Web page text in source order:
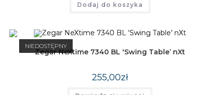
Dodaj do koszyka
NIEDOSTĘPNY
Zegar NeXtime 7340 BL 'Swing Table’ nXt
255,00zł